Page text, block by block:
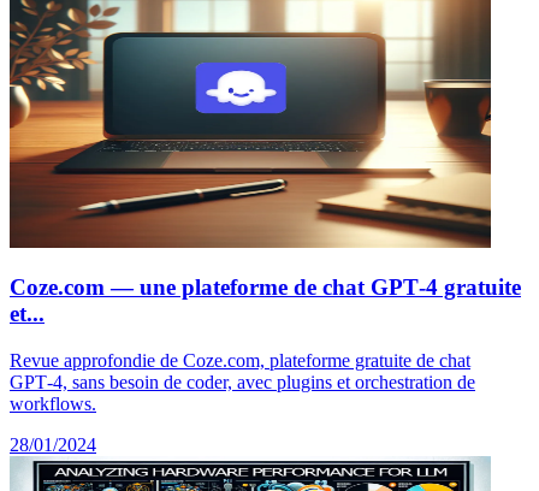
Coze.com — une plateforme de chat GPT‑4 gratuite
et...
Revue approfondie de Coze.com, plateforme gratuite de chat
GPT‑4, sans besoin de coder, avec plugins et orchestration de
workflows.
28/01/2024